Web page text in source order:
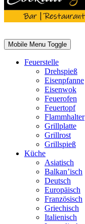
Mobile Menu Toggle
Feuerstelle
Drehspieß
Eisenpfanne
Eisenwok
Feuerofen
Feuertopf
Flammhalter
Grillplatte
Grillrost
Grillspieß
Küche
Asiatisch
Balkan’isch
Deutsch
Europäisch
Französisch
Griechisch
Italienisch